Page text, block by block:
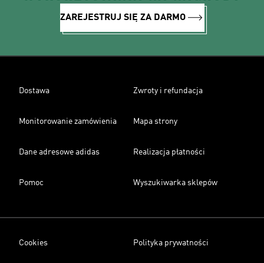
ZAREJESTRUJ SIĘ ZA DARMO
Dostawa Zwroty i refundacja
Monitorowanie zamówienia Mapa strony
Dane adresowe adidas Realizacja płatności
Pomoc Wyszukiwarka sklepów
Cookies Polityka prywatności